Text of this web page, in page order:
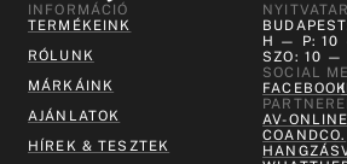
INFORMÁCIÓ
TERMÉKEINK
RÓLUNK
MÁRKÁINK
AJÁNLATOK
HÍREK & TESZTEK
H — P: 10
SZO: 10 —
SOCIAL
FACEBOOK
AV-
COANDCO.